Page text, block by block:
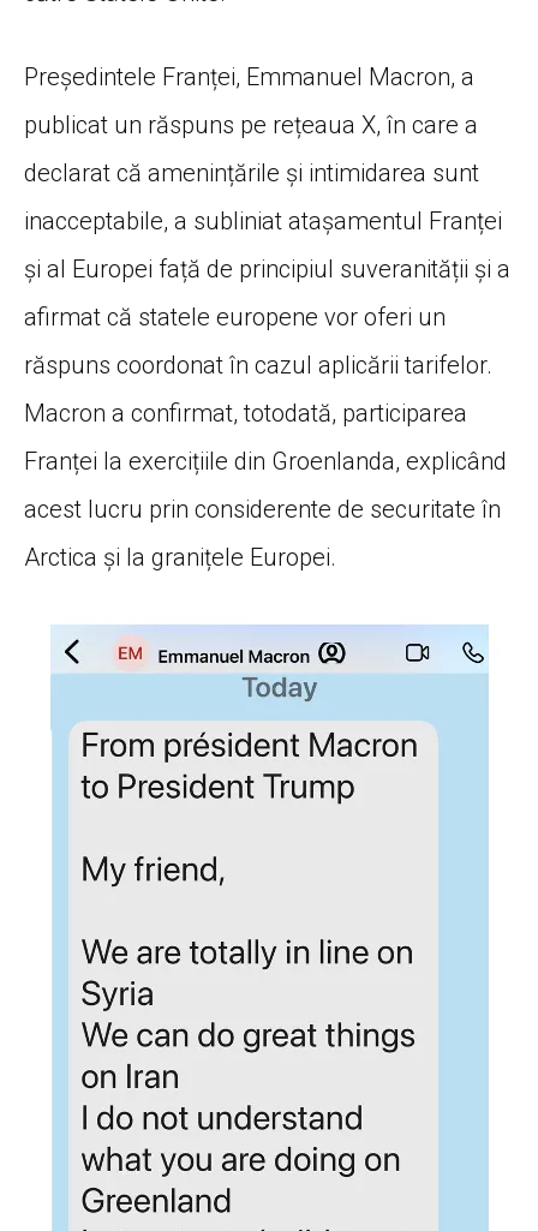
Președintele Franței, Emmanuel Macron, a
publicat un răspuns pe rețeaua X, în care a
declarat că amenințările și intimidarea sunt
inacceptabile, a subliniat atașamentul Franței
și al Europei față de principiul suveranității și a
afirmat că statele europene vor oferi un
răspuns coordonat în cazul aplicării tarifelor.
Macron a confirmat, totodată, participarea
Franței la exercițiile din Groenlanda, explicând
acest lucru prin considerente de securitate în
Arctica și la granițele Europei.